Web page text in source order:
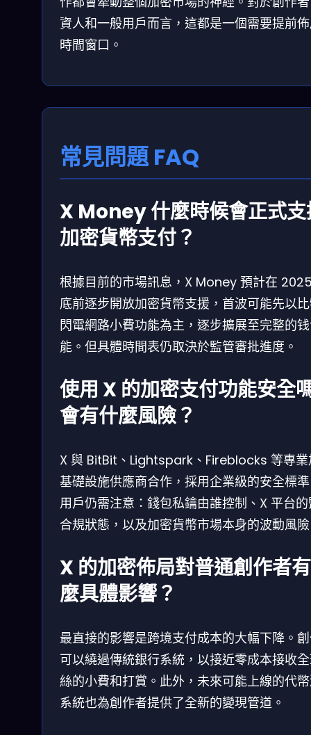
資人和一般用戶而言，這都是一個需要提前
時間窗口。
常見問題 FAQ
X Money 什麼時候會正式支
加密貨幣支付？
根據目前的市場訊息，X Money 預計在
底前逐步開放加密貨幣支援，首波可能先以
閃電網路小費功能為主，逐步擴展至完整的
能。但具體時間表仍取決於監管審批進度。
使用 X 的加密支付功能安全
會有什麼風險？
X 與 BitBit、Lightspark、Fireblocks 等專業
基礎設施供應商合作，採用企業級的安全標
用戶仍需注意：錢包私鑰由誰控制、X 平台
合規狀態，以及加密貨幣市場本身的波動風
X 的加密佈局對普通創作者
麼具體影響？
最直接的影響是跨境支付成本的大幅下降。
可以繞過傳統銀行系統，以接近零成本接收
絲的小費和打賞。此外，未來可能上線的代
系統也為創作者提供了全新的變現管道。